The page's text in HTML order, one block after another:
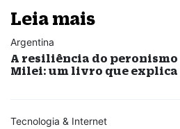
Leia mais
Argentina
A resiliência do peronismo
Milei: um livro que
Tecnologia & Internet